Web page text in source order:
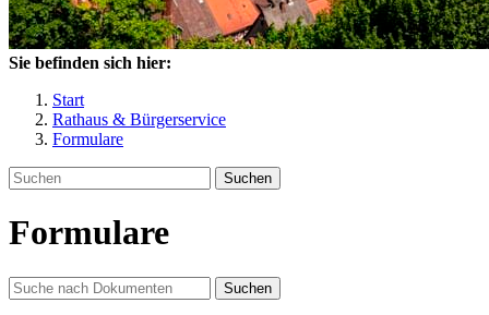
Sie befinden sich hier:
Start
Rathaus & Bürgerservice
Formulare
Suchen
Formulare
Suchen